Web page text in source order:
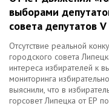
выборами
совета депутатов
Отсутствие реальной
городского совета
интереса избирателей к
мониторинга
выяснили, что в
горсовет Липецка от ЕР